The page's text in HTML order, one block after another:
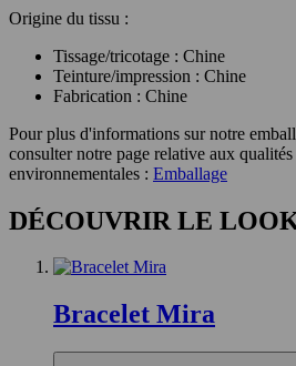
Origine du tissu :
Tissage/tricotage : Chine
Teinture/impression : Chine
Fabrication : Chine
Pour plus d'informations sur notre
consulter notre page relative aux
environnementales : Emballage
DÉCOUVRIR LE
Bracelet Mira